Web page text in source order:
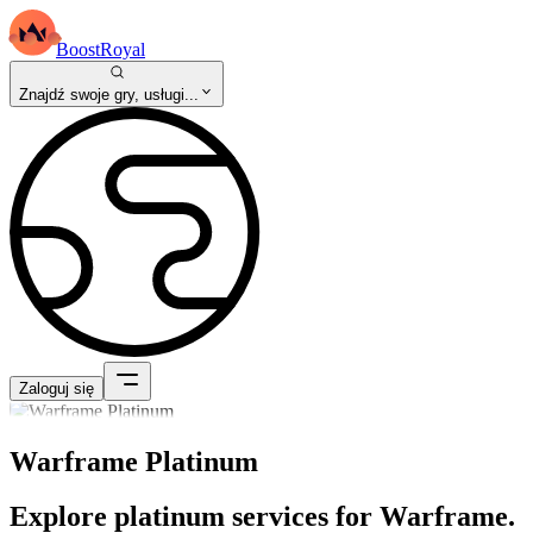
BoostRoyal
Znajdź swoje gry, usługi...
Zaloguj się
Warframe Platinum
Explore platinum services for Warframe.